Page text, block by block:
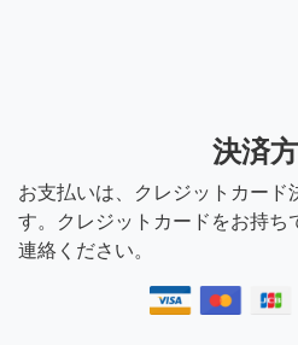
決済
お支払いは、クレジットカード
す。クレジットカードをお持ち
連絡ください。